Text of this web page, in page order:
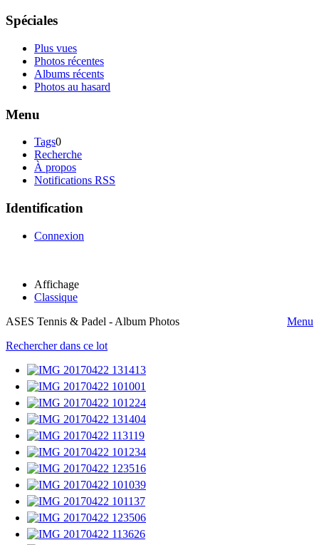
Spéciales
Plus vues
Photos récentes
Albums récents
Photos au hasard
Menu
Tags0
Recherche
À propos
Notifications RSS
Identification
Connexion
Affichage
Classique
ASES Tennis & Padel - Album Photos
Menu
Rechercher dans ce lot